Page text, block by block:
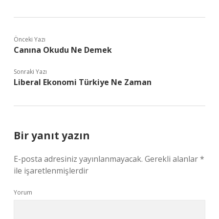
Önceki Yazı
Canına Okudu Ne Demek
Sonraki Yazı
Liberal Ekonomi Türkiye Ne Zaman
Bir yanıt yazın
E-posta adresiniz yayınlanmayacak. Gerekli alanlar*
ile işaretlenmişlerdir
Yorum